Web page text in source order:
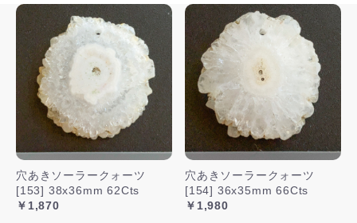
穴あきソーラークォーツ
[153] 38x36mm 62Cts
￥1,870
穴あきソーラークォーツ
[154] 36x35mm 66Cts
￥1,980